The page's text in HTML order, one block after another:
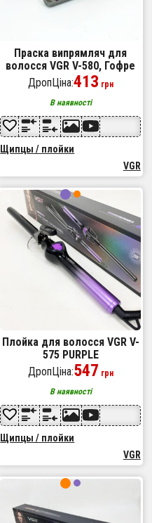
Праска випрямляч для
волосся VGR V-580, Гофре
плойка праска для волосся,
Маленька плойка
ДропЦіна:413 грн
В наявності
Щипцы / плойки
VGR
Плойка для волосся VGR V-
575 PURPLE
ДропЦіна:547 грн
В наявності
Щипцы / плойки
VGR